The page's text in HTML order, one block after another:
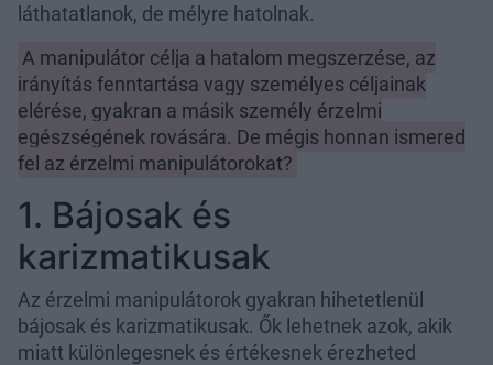
láthatatlanok, de mélyre hatolnak.
A manipulátor célja a hatalom megszerzése, az
irányítás fenntartása vagy személyes céljainak
elérése, gyakran a másik személy érzelmi
egészségének rovására. De mégis honnan ismered
fel az érzelmi manipulátorokat?
1. Bájosak és
karizmatikusak
Az érzelmi manipulátorok gyakran hihetetlenül
bájosak és karizmatikusak. Ők lehetnek azok, akik
miatt különlegesnek és értékesnek érezheted